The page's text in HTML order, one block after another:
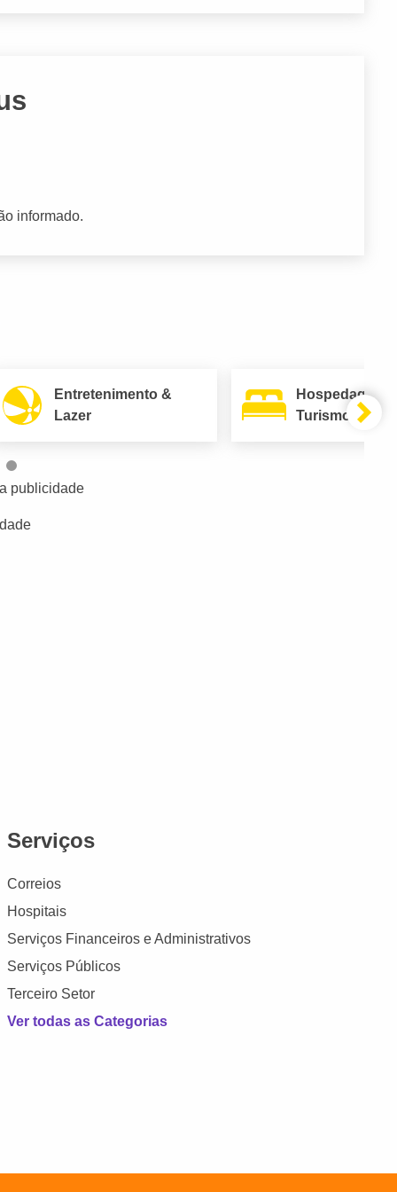
informado.
Entretenimento &
Lazer
Hospedagem
Turismo
publicidade
Serviços
Correios
Hospitais
Serviços Financeiros e Administrativos
Serviços Públicos
Terceiro Setor
Ver todas as Categorias